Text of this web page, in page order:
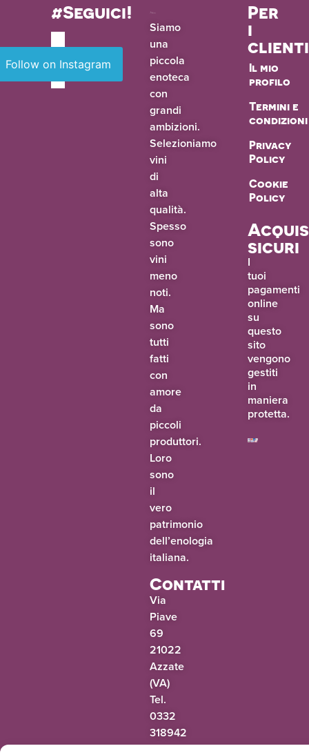
Siamo
una
piccola
enoteca
con
grandi
ambizioni.
Selezioniamo
vini
di
alta
qualità.
Spesso
sono
vini
meno
noti.
Ma
sono
tutti
fatti
con
amore
da
piccoli
produttori.
Loro
sono
il
vero
patrimonio
dell’enologia
italiana.
Contatti
Via
Piave
69
21022
Azzate
(VA)
Tel.
0332
318942
Per
i
clienti
Il mio
profilo
Termini e
condizioni
Privacy
Policy
Cookie
Policy
sicuri
I
tuoi
pagamenti
online
su
questo
sito
vengono
gestiti
in
maniera
protetta.
#Seguici!
Follow on Instagram